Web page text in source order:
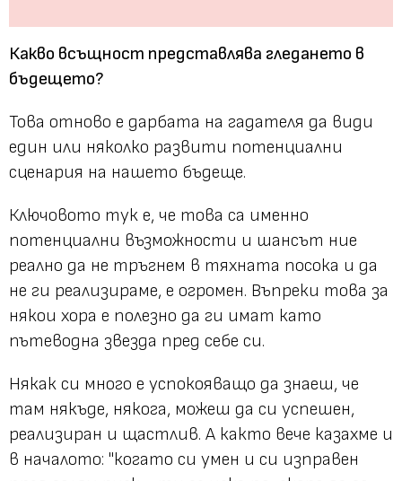
Какво всъщност представлява гледането в
бъдещето?
Това отново е дарбата на гадателя да види
един или няколко развити потенциални
сценария на нашето бъдеще.
Ключовото тук е, че това са именно
потенциални възможности и шансът ние
реално да не тръгнем в тяхната посока и да
не ги реализираме, е огромен. Въпреки това за
някои хора е полезно да ги имат като
пътеводна звезда пред себе си.
Някак си много е успокояващо да знаеш, че
там някъде, някога, можеш да си успешен,
реализиран и щастлив. А както вече казахме и
в началото: "когато си умен и си изправен